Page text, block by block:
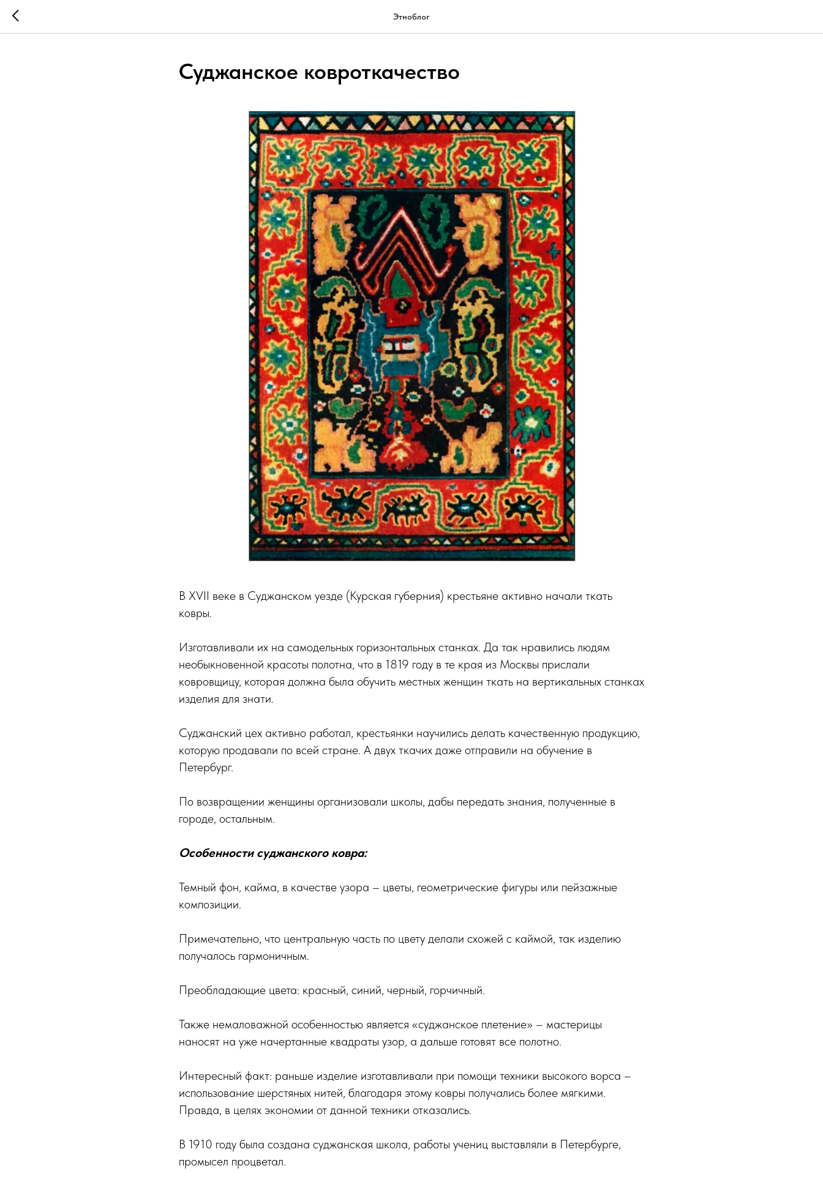
Этноблог
Суджанское ковроткачество
В XVII веке в Суджанском уезде (Курская губерния) крестьяне активно начали ткать
ковры.
Изготавливали их на самодельных горизонтальных станках. Да так нравились людям
необыкновенной красоты полотна, что в 1819 году в те края из Москвы прислали
ковровщицу, которая должна была обучить местных женщин ткать на вертикальных станках
изделия для знати.
Суджанский цех активно работал, крестьянки научились делать качественную продукцию,
которую продавали по всей стране. А двух ткачих даже отправили на обучение в
Петербург.
По возвращении женщины организовали школы, дабы передать знания, полученные в
городе, остальным.
Особенности суджанского ковра:
Темный фон, кайма, в качестве узора – цветы, геометрические фигуры или пейзажные
композиции.
Примечательно, что центральную часть по цвету делали схожей с каймой, так изделию
получалось гармоничным.
Преобладающие цвета: красный, синий, черный, горчичный.
Также немаловажной особенностью является «суджанское плетение» – мастерицы
наносят на уже начертанные квадраты узор, а дальше готовят все полотно.
Интересный факт: раньше изделие изготавливали при помощи техники высокого ворса –
использование шерстяных нитей, благодаря этому ковры получались более мягкими.
Правда, в целях экономии от данной техники отказались.
В 1910 году была создана суджанская школа, работы учениц выставляли в Петербурге,
промысел процветал.